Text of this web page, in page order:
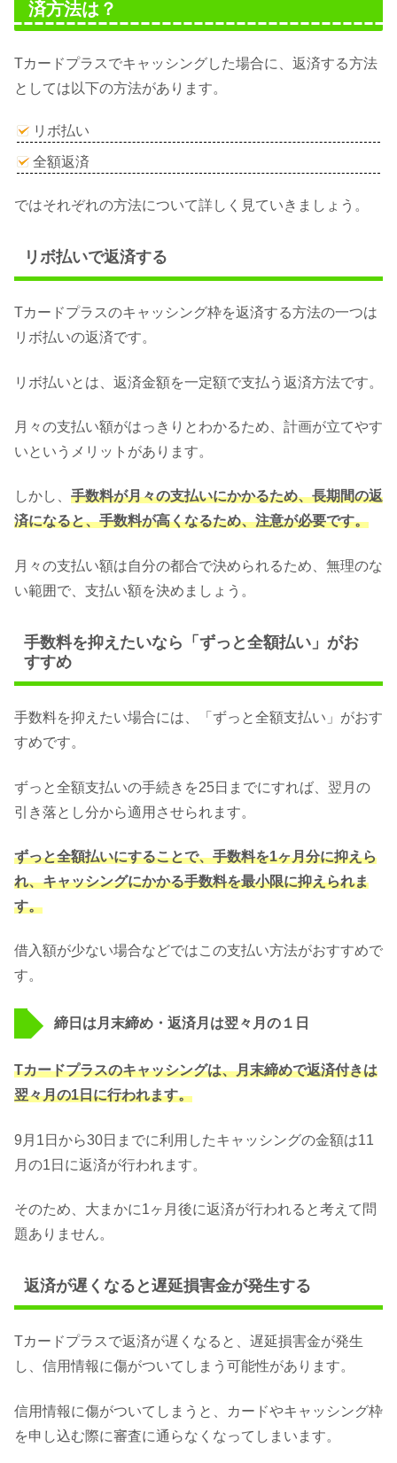
済方法は？
Tカードプラスでキャッシングした場合に、返済する方法
としては以下の方法があります。
リボ払い
全額返済
ではそれぞれの方法について詳しく見ていきましょう。
リボ払いで返済する
Tカードプラスのキャッシング枠を返済する方法の一つは
リボ払いの返済です。
リボ払いとは、返済金額を一定額で支払う返済方法です。
月々の支払い額がはっきりとわかるため、計画が立てやす
いというメリットがあります。
しかし、 手数料が月々の支払いにかかるため、長期間の返
済になると、手数料が高くなるため、注意が必要です。
月々の支払い額は自分の都合で決められるため、無理のな
い範囲で、支払い額を決めましょう。
手数料を抑えたいなら「ずっと全額払い」がお
すすめ
手数料を抑えたい場合には、「ずっと全額支払い」がおす
すめです。
ずっと全額支払いの手続きを25日までにすれば、翌月の
引き落とし分から適用させられます。
ずっと全額払いにすることで、手数料を1ヶ月分に抑えら
れ、キャッシングにかかる手数料を最小限に抑えられま
す。
借入額が少ない場合などではこの支払い方法がおすすめで
す。
締日は月末締め・返済月は翌々月の１日
Tカードプラスのキャッシングは、月末締めで返済付きは
翌々月の1日に行われます。
9月1日から30日までに利用したキャッシングの金額は11
月の1日に返済が行われます。
そのため、大まかに1ヶ月後に返済が行われると考えて問
題ありません。
返済が遅くなると遅延損害金が発生する
Tカードプラスで返済が遅くなると、遅延損害金が発生
し、信用情報に傷がついてしまう可能性があります。
信用情報に傷がついてしまうと、カードやキャッシング枠
を申し込む際に審査に通らなくなってしまいます。